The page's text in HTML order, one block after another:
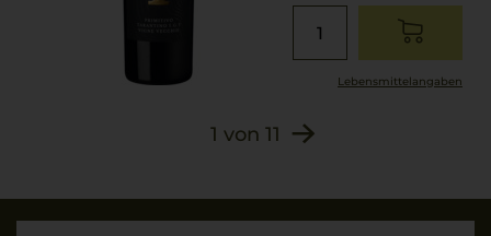
Lebensmittel­angaben
1 von 11